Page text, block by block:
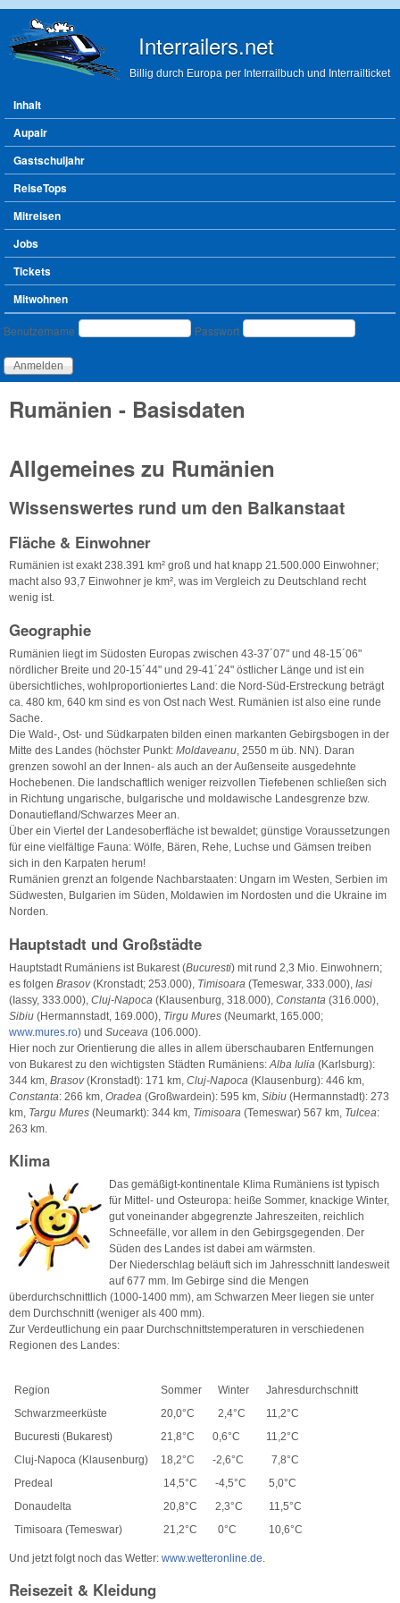
Interrailers.net
Billig durch Europa per Interrailbuch und Interrailticket
Hauptmenü
Inhalt
Aupair
Gastschuljahr
ReiseTops
Mitreisen
Jobs
Tickets
Mitwohnen
Benutzeranmeldung
Benutzername Passwort
Rumänien - Basisdaten
Allgemeines zu Rumänien
Wissenswertes rund um den Balkanstaat
Fläche & Einwohner
Rumänien ist exakt 238.391 km² groß und hat knapp 21.500.000 Einwohner;
macht also 93,7 Einwohner je km², was im Vergleich zu Deutschland recht
wenig ist.
Geographie
Rumänien liegt im Südosten Europas zwischen 43-37´07" und 48-15´06"
nördlicher Breite und 20-15´44" und 29-41´24" östlicher Länge und ist ein
übersichtliches, wohlproportioniertes Land: die Nord-Süd-Erstreckung beträgt
ca. 480 km, 640 km sind es von Ost nach West. Rumänien ist also eine runde
Sache.
Die Wald-, Ost- und Südkarpaten bilden einen markanten Gebirgsbogen in der
Mitte des Landes (höchster Punkt: Moldaveanu, 2550 m üb. NN). Daran
grenzen sowohl an der Innen- als auch an der Außenseite ausgedehnte
Hochebenen. Die landschaftlich weniger reizvollen Tiefebenen schließen sich
in Richtung ungarische, bulgarische und moldawische Landesgrenze bzw.
Donautiefland/Schwarzes Meer an.
Über ein Viertel der Landesoberfläche ist bewaldet; günstige Voraussetzungen
für eine vielfältige Fauna: Wölfe, Bären, Rehe, Luchse und Gämsen treiben
sich in den Karpaten herum!
Rumänien grenzt an folgende Nachbarstaaten: Ungarn im Westen, Serbien im
Südwesten, Bulgarien im Süden, Moldawien im Nordosten und die Ukraine im
Norden.
Hauptstadt und Großstädte
Hauptstadt Rumäniens ist Bukarest (Bucuresti) mit rund 2,3 Mio. Einwohnern;
es folgen Brasov(Kronstadt; 253.000), Timisoara (Temeswar, 333.000), Iasi
(Iassy, 333.000), Cluj-Napoca (Klausenburg, 318.000), Constanta (316.000),
Sibiu (Hermannstadt, 169.000), Tirgu Mures (Neumarkt, 165.000;
www.mures.ro) und Suceava (106.000).
Hier noch zur Orientierung die alles in allem überschaubaren Entfernungen
von Bukarest zu den wichtigsten Städten Rumäniens: Alba Iulia (Karlsburg):
344 km, Brasov(Kronstadt): 171 km, Cluj-Napoca (Klausenburg): 446 km,
Constanta: 266 km, Oradea (Großwardein): 595 km, Sibiu (Hermannstadt): 273
km, Targu Mures (Neumarkt): 344 km, Timisoara (Temeswar) 567 km, Tulcea:
263 km.
Klima
Das gemäßigt-kontinentale Klima Rumäniens ist typisch
für Mittel- und Osteuropa: heiße Sommer, knackige Winter,
gut voneinander abgegrenzte Jahreszeiten, reichlich
Schneefälle, vor allem in den Gebirgsgegenden. Der
Süden des Landes ist dabei am wärmsten.
Der Niederschlag beläuft sich im Jahresschnitt landesweit
auf 677 mm. Im Gebirge sind die Mengen
überdurchschnittlich (1000-1400 mm), am Schwarzen Meer liegen sie unter
dem Durchschnitt (weniger als 400 mm).
Zur Verdeutlichung ein paar Durchschnittstemperaturen in verschiedenen
Regionen des Landes:
Region Sommer Winter
Jahresdurchschnitt
Schwarzmeerküste
20,0°C 2,4°C
11,2°C
Bucuresti (Bukarest)
21,8°C 0,6°C
11,2°C
Cluj-Napoca (Klausenburg)
18,2°C -2,6°C
7,8°C
Predeal
14,5°C -4,5°C
5,0°C
Donaudelta
20,8°C 2,3°C
11,5°C
Timisoara (Temeswar)
21,2°C 0°C 10,6°C
Und jetzt folgt noch das Wetter: www.wetteronline.de
Reisezeit & Kleidung